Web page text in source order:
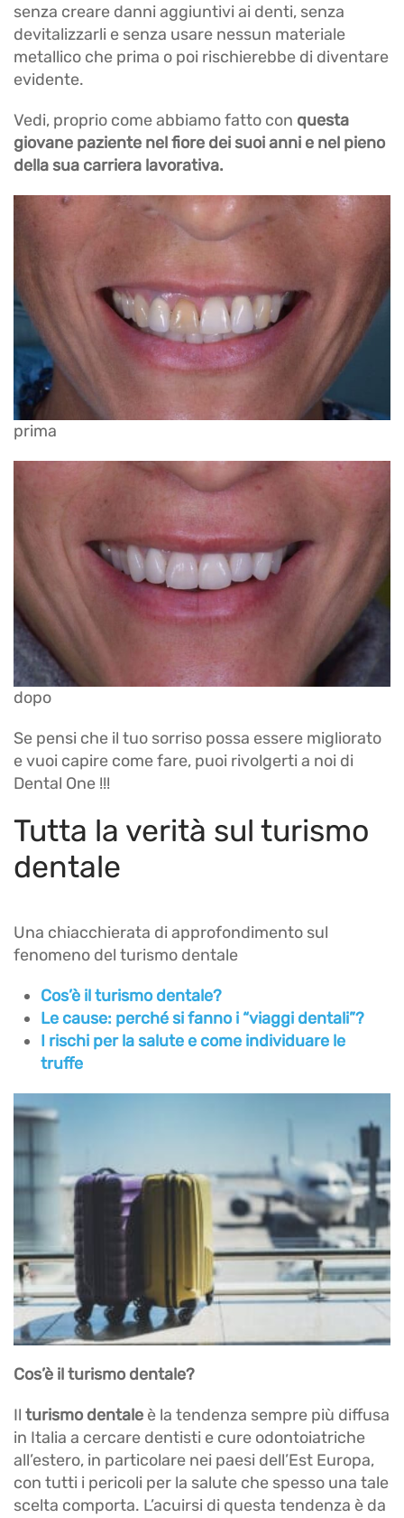
senza creare danni aggiuntivi ai denti, senza
devitalizzarli e senza usare nessun materiale
metallico che prima o poi rischierebbe di diventare
evidente.
Vedi, proprio come abbiamo fatto con questa
giovane paziente nel fiore dei suoi anni e nel pieno
della sua carriera lavorativa.
prima
dopo
Se pensi che il tuo sorriso possa essere migliorato
e vuoi capire come fare, puoi rivolgerti a noi di
Dental One !!!
Tutta la verità sul turismo
dentale
Una chiacchierata di approfondimento sul
fenomeno del turismo dentale
Cos’è il turismo dentale?
Le cause: perché si fanno i “viaggi dentali”?
I rischi per la salute e come individuare le
truffe
Cos’è il turismo dentale?
Il turismo dentale è la tendenza sempre più diffusa
in Italia a cercare dentisti e cure odontoiatriche
all’estero, in particolare nei paesi dell’Est Europa,
con tutti i pericoli per la salute che spesso una tale
scelta comporta. L’acuirsi di questa tendenza è da